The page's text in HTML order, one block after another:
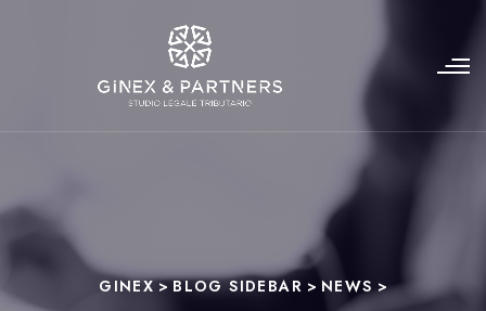
GINEX>BLOG SIDEBAR > NEWS >